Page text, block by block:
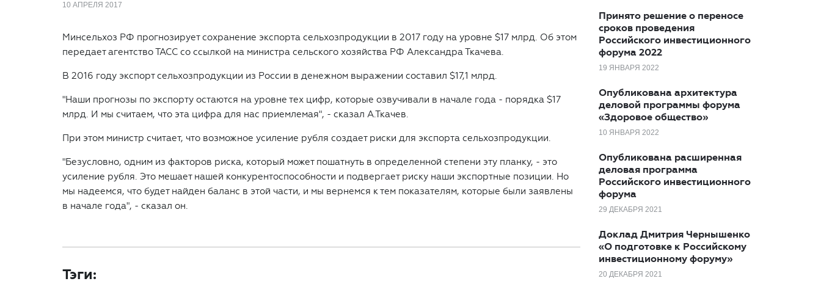
10 АПРЕЛЯ 2017
Минсельхоз РФ прогнозирует сохранение экспорта сельхозпродукции в 2017 году на уровне $17 млрд. Об этом
передает агентство ТАСС со ссылкой на министра сельского хозяйства РФ Александра Ткачева.
В 2016 году экспорт сельхозпродукции из России в денежном выражении составил $17,1 млрд.
"Наши прогнозы по экспорту остаются на уровне тех цифр, которые озвучивали в начале года - порядка $17
млрд. И мы считаем, что эта цифра для нас приемлемая", - сказал А.Ткачев.
При этом министр считает, что возможное усиление рубля создает риски для экспорта сельхозпродукции.
"Безусловно, одним из факторов риска, который может пошатнуть в определенной степени эту планку, - это
усиление рубля. Это мешает нашей конкурентоспособности и подвергает риску наши экспортные позиции. Но
мы надеемся, что будет найден баланс в этой части, и мы вернемся к тем показателям, которые были заявлены
в начале года", - сказал он.
Тэги:
Принято решение о переносе
сроков проведения
Российского инвестиционного
форума 2022
19 ЯНВАРЯ 2022
Опубликована архитектура
деловой программы форума
«Здоровое общество»
10 ЯНВАРЯ 2022
Опубликована расширенная
деловая программа
Российского инвестиционного
форума
29 ДЕКАБРЯ 2021
Доклад Дмитрия Чернышенко
«О подготовке к Российскому
инвестиционному форуму»
20 ДЕКАБРЯ 2021